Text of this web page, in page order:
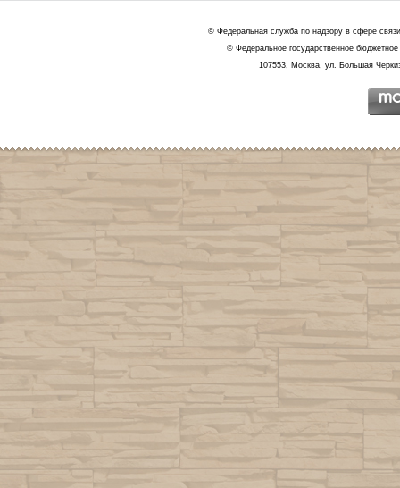
© Федеральная служба по надзору в сфере
© Федеральное государственное
107553, Москва, ул. Большая